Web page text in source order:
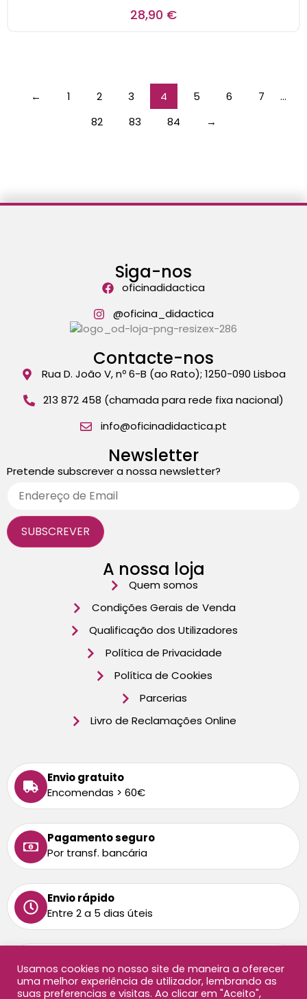
28,90 €
← 1 2 3 4 5 6 7
…
82
83 84 →
Siga-nos
oficinadidactica
@oficina_didactica
Contacte-nos
Rua D. João V, nº 6-B (ao Rato); 1250-090 Lisboa
213 872 458 (chamada para rede fixa nacional)
info@oficinadidactica.pt
Newsletter
Pretende subscrever a nossa newsletter?
A nossa loja
Quem somos
Condições Gerais de Venda
Qualificação dos Utilizadores
Política de Privacidade
Política de Cookies
Parcerias
Livro de Reclamações Online
Envio gratuito
Encomendas > 60€
Pagamento seguro
Por transf. bancária
Envio rápido
Entre 2 a 5 dias úteis
Ligue-nos: 213 872 458
Chamada para rede fixa nacional
Usamos cookies no nosso site de maneira a oferecer
uma melhor experiência de utilizador, lembrando as
suas preferencias e visitas. Ao clicar em "Aceito",